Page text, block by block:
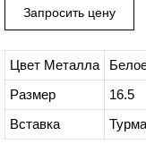
Цвет Металла
Размер
16.5
Вставка